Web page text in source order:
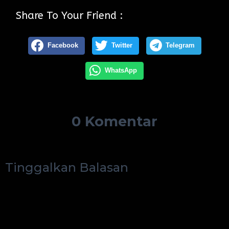
Share To Your Friend :
Facebook Twitter Telegram
WhatsApp
0 Komentar
Tinggalkan Balasan